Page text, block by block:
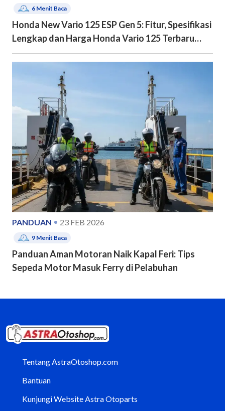
6 Menit Baca
Honda New Vario 125 ESP Gen 5: Fitur, Spesifikasi
Lengkap dan Harga Honda Vario 125 Terbaru
2026
PANDUAN 23 FEB 2026
9 Menit Baca
Panduan Aman Motoran Naik Kapal Feri: Tips
Sepeda Motor Masuk Ferry di Pelabuhan
Tentang AstraOtoshop.com
Bantuan
Kunjungi Website Astra Otoparts